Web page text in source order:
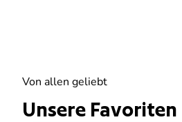
Make-up
Von allen geliebt
Unsere Favoriten